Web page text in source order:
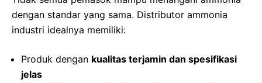
dengan standar yang sama. Distributor ammonia
industri idealnya memiliki:
Produk dengan kualitas terjamin dan spesifikasi
jelas